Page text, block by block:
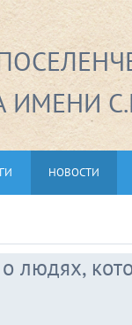
ИМЕНИ
НОВОСТИ
людях,